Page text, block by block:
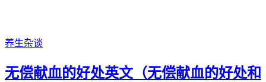
养生杂谈
无偿献血的好处英文（无偿献血的好处和